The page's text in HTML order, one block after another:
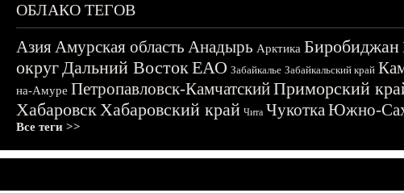
ОБЛАКО ТЕГОВ
АзияАмурская область Анадырь Арктика Биробиджан
округДальний ВостокЕАО Забайкалье Забайкальский край
на-Амуре Петропавловск-КамчатскийПриморский
ХабаровскХабаровский край Чита ЧукоткаЮжно-
Все теги >>